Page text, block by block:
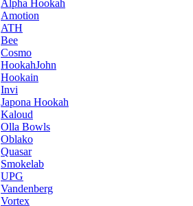
Alpha Hookah
Amotion
ATH
Bee
Cosmo
HookahJohn
Hookain
Invi
Japona Hookah
Kaloud
Olla Bowls
Oblako
Quasar
Smokelab
UPG
Vandenberg
Vortex